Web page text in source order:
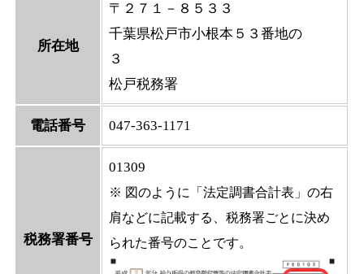
所在地
〒２７１－８５３３
千葉県松戸市小根本５３番地の
３
松戸税務署
電話番号 047-363-1171
税務署番号
01309
※ 図のように「法定調書合計表」の右
肩などに記載する、税務署ごとに決め
られた番号のことです。